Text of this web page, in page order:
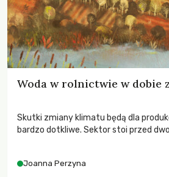
Woda w rolnictwie w dobie
Skutki zmiany klimatu będą dla
bardzo dotkliwe. Sektor stoi przed
zachodzących zmian klimatycznych.
Joanna Perzyna